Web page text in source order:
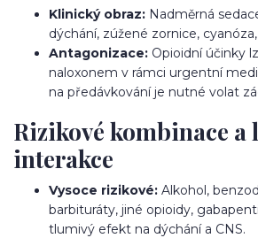
Klinický obraz: Nadměrná
dýchání, zúžené zornice,
Antagonizace: Opioidní účinky
naloxonem v rámci urgentní
na předávkování je nutné volat
Rizikové kombinace a
interakce
Vysoce rizikové: Alkohol,
barbituráty, jiné opioidy,
tlumivý efekt na dýchání a CNS.